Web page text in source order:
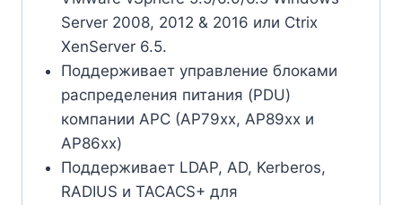
Server 2008, 2012 & 2016 или Ctrix
XenServer 6.5.
Поддерживает управление блоками
распределения питания (PDU)
компании APC (AP79xx, AP89xx и
AP86xx)
Поддерживает LDAP, AD, Kerberos,
RADIUS и TACACS+ для